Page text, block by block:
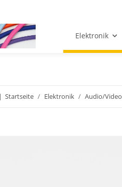
Elektronik
Startseite Elektronik Audio/Video